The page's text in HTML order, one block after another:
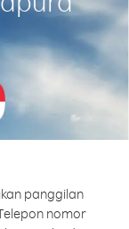
panggilan
nomor